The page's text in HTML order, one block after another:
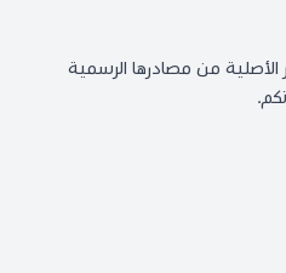
من مصادرها الرسمية